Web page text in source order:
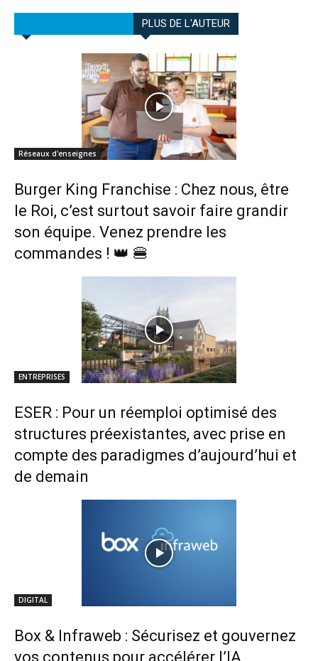
PLUS DE L'AUTEUR
Réseaux d'enseignes
Burger King Franchise : Chez nous, être
le Roi, c’est surtout savoir faire grandir
son équipe. Venez prendre les
commandes ! 👑 🍔
ENTREPRISES
ESER : Pour un réemploi optimisé des
structures préexistantes, avec prise en
compte des paradigmes d’aujourd’hui et
de demain
DIGITAL
Box & Infraweb : Sécurisez et gouvernez
vos contenus pour accélérer l’IA